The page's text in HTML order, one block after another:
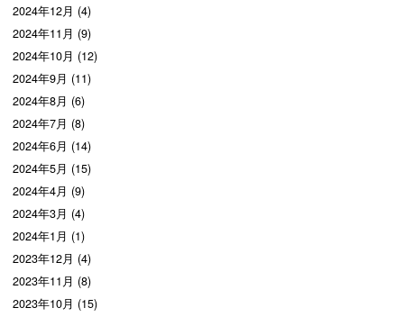
2024年12月 (4)
2024年11月 (9)
2024年10月 (12)
2024年9月 (11)
2024年8月 (6)
2024年7月 (8)
2024年6月 (14)
2024年5月 (15)
2024年4月 (9)
2024年3月 (4)
2024年1月 (1)
2023年12月 (4)
2023年11月 (8)
2023年10月 (15)